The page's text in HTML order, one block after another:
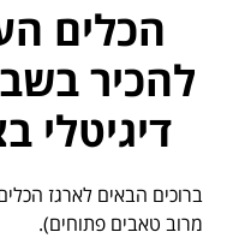
הכלים
להכיר
דיגיטלי
ברוכים הבאים לארגז
מרוב טאבים פתוחים).